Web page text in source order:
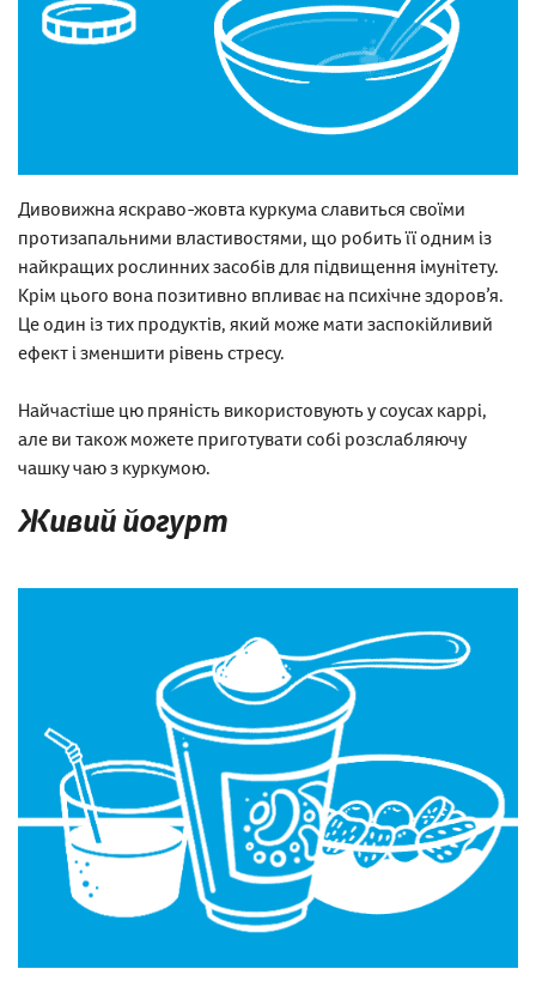
Дивовижна яскраво-жовта куркума славиться своїми
протизапальними властивостями, що робить її одним із
найкращих рослинних засобів для підвищення імунітету.
Крім цього вона позитивно впливає на психічне здоров’я.
Це один із тих продуктів, який може мати заспокійливий
ефект і зменшити рівень стресу.
Найчастіше цю пряність використовують у соусах каррі,
але ви також можете приготувати собі розслабляючу
чашку чаю з куркумою.
Живий йогурт